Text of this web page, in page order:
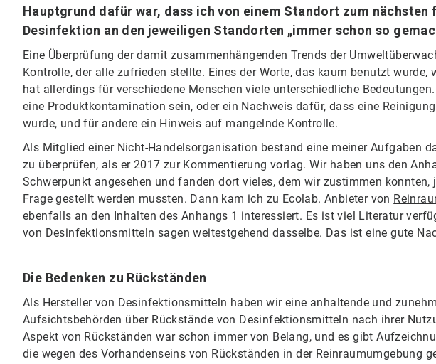
Hauptgrund dafür war, dass ich von einem Standort zum nächsten
Desinfektion an den jeweiligen Standorten „immer schon so
Eine Überprüfung der damit zusammenhängenden Trends der
Kontrolle, der alle zufrieden stellte. Eines der Worte, das kaum benutzt wurde,
hat allerdings für verschiedene Menschen viele unterschiedliche
eine Produktkontamination sein, oder ein Nachweis dafür, dass eine
wurde, und für andere ein Hinweis auf mangelnde Kontrolle.
Als Mitglied einer Nicht-Handelsorganisation bestand eine meiner Aufgaben
zu überprüfen, als er 2017 zur Kommentierung vorlag. Wir haben uns den
Schwerpunkt angesehen und fanden dort vieles, dem wir zustimmen konnten,
Frage gestellt werden mussten. Dann kam ich zu Ecolab. Anbieter von
ebenfalls an den Inhalten des Anhangs 1 interessiert. Es ist viel Literatur
von Desinfektionsmitteln sagen weitestgehend dasselbe. Das ist eine gute
Die Bedenken zu Rückständen
Als Hersteller von Desinfektionsmitteln haben wir eine anhaltende und
Aufsichtsbehörden über Rückstände von Desinfektionsmitteln nach ihrer
Aspekt von Rückständen war schon immer von Belang, und es gibt
die wegen des Vorhandenseins von Rückständen in der Reinraumumgebung